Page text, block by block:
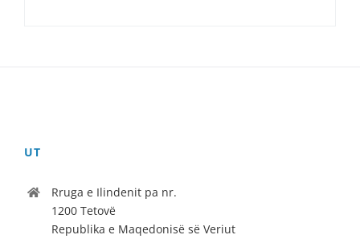
UT
Rruga e Ilindenit pa nr.
1200 Tetovë
Republika e Maqedonisë së Veriut